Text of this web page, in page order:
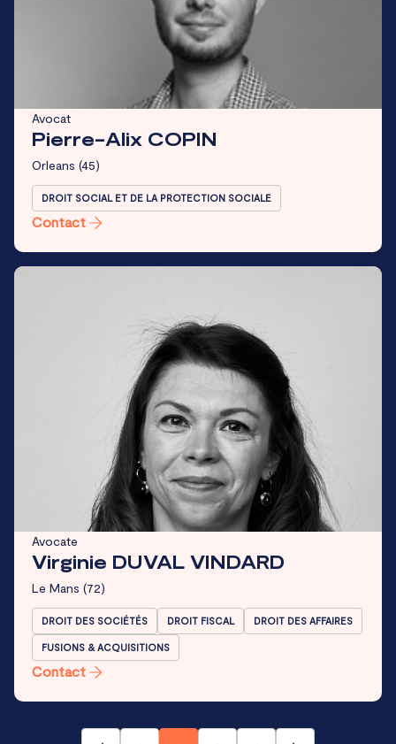
Avocat
Pierre-Alix COPIN
Orleans (45)
DROIT SOCIAL ET DE LA PROTECTION SOCIALE
Contact
Avocate
Virginie DUVAL VINDARD
Le Mans (72)
DROIT DES SOCIÉTÉS DROIT FISCAL DROIT DES AFFAIRES
FUSIONS & ACQUISITIONS
Contact